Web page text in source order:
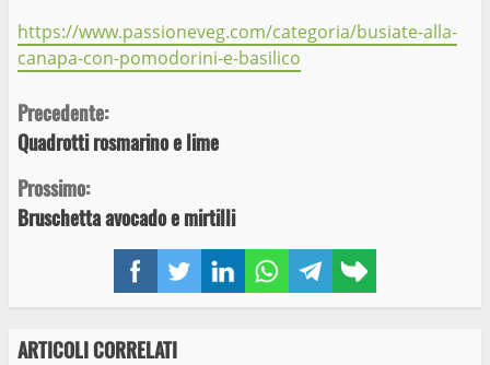
FacebookTwitterLinkedInWhatsAppTelegram
link
https://www.passioneveg.com/categoria/busiate-alla-
canapa-con-pomodorini-e-basilico
Continue
Reading
Precedente:
Quadrotti rosmarino e lime
Prossimo:
Bruschetta avocado e mirtilli
ARTICOLI CORRELATI